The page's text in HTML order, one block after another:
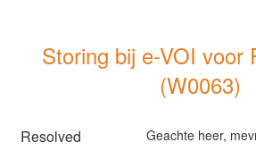
Storing bij e-VOI voor
(W0063)
Resolved Geachte heer,